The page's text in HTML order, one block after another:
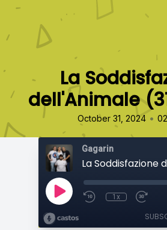
La
dell'Animale
October 31, 2024 •
Gagarin
La Soddisfazione
1x